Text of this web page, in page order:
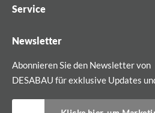
Service
Newsletter
Abonnieren Sie den Newsletter von
DESABAU für exklusive Updates